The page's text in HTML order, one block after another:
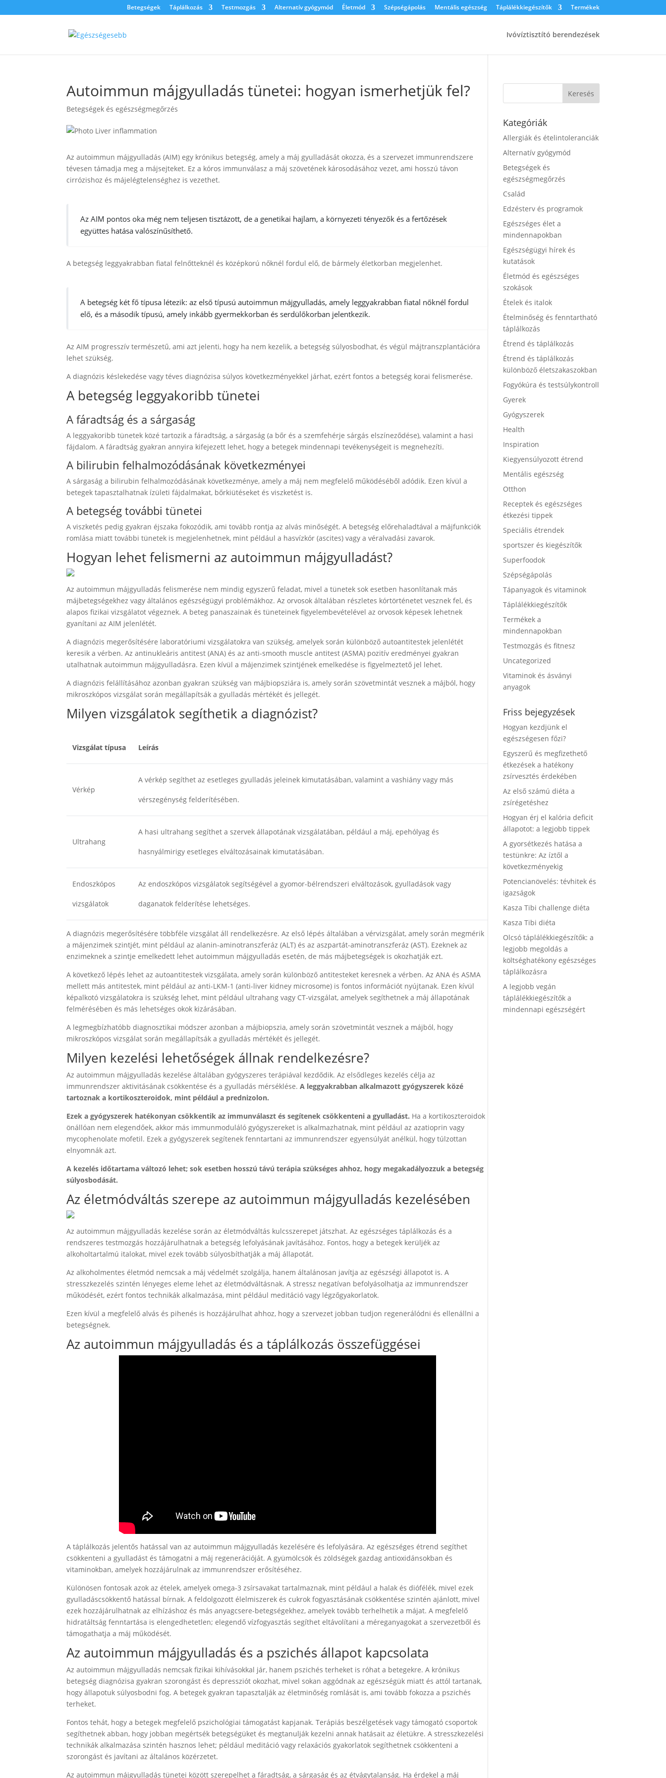
Betegségek Táplálkozás Testmozgás Alternatív gyógymód Életmód Szépségápolás Mentális egészség Táplálékkiegészítők Termékek
Ivóvíztisztító berendezések
Autoimmun májgyulladás tünetei: hogyan ismerhetjük fel?
Betegségek és egészségmegőrzés
Az autoimmun májgyulladás (AIM) egy krónikus betegség, amely a máj gyulladását okozza, és a szervezet immunrendszere
tévesen támadja meg a májsejteket. Ez a kóros immunválasz a máj szövetének károsodásához vezet, ami hosszú távon
cirrózishoz és májelégtelenséghez is vezethet.
Az AIM pontos oka még nem teljesen tisztázott, de a genetikai hajlam, a környezeti tényezők és a fertőzések
együttes hatása valószínűsíthető.
A betegség leggyakrabban fiatal felnőtteknél és középkorú nőknél fordul elő, de bármely életkorban megjelenhet.
A betegség két fő típusa létezik: az első típusú autoimmun májgyulladás, amely leggyakrabban fiatal nőknél fordul
elő, és a második típusú, amely inkább gyermekkorban és serdülőkorban jelentkezik.
Az AIM progresszív természetű, ami azt jelenti, hogy ha nem kezelik, a betegség súlyosbodhat, és végül májtranszplantációra
lehet szükség.
A diagnózis késlekedése vagy téves diagnózisa súlyos következményekkel járhat, ezért fontos a betegség korai felismerése.
A betegség leggyakoribb tünetei
A fáradtság és a sárgaság
A leggyakoribb tünetek közé tartozik a fáradtság, a sárgaság (a bőr és a szemfehérje sárgás elszíneződése), valamint a hasi
fájdalom. A fáradtság gyakran annyira kifejezett lehet, hogy a betegek mindennapi tevékenységeit is megnehezíti.
A bilirubin felhalmozódásának következményei
A sárgaság a bilirubin felhalmozódásának következménye, amely a máj nem megfelelő működéséből adódik. Ezen kívül a
betegek tapasztalhatnak ízületi fájdalmakat, bőrkiütéseket és viszketést is.
A betegség további tünetei
A viszketés pedig gyakran éjszaka fokozódik, ami tovább rontja az alvás minőségét. A betegség előrehaladtával a májfunkciók
romlása miatt további tünetek is megjelenhetnek, mint például a hasvízkór (ascites) vagy a véralvadási zavarok.
Hogyan lehet felismerni az autoimmun májgyulladást?
Az autoimmun májgyulladás felismerése nem mindig egyszerű feladat, mivel a tünetek sok esetben hasonlítanak más
májbetegségekhez vagy általános egészségügyi problémákhoz. Az orvosok általában részletes kórtörténetet vesznek fel, és
alapos fizikai vizsgálatot végeznek. A beteg panaszainak és tüneteinek figyelembevételével az orvosok képesek lehetnek
gyanítani az AIM jelenlétét.
A diagnózis megerősítésére laboratóriumi vizsgálatokra van szükség, amelyek során különböző autoantitestek jelenlétét
keresik a vérben. Az antinukleáris antitest (ANA) és az anti-smooth muscle antitest (ASMA) pozitív eredményei gyakran
utalhatnak autoimmun májgyulladásra. Ezen kívül a májenzimek szintjének emelkedése is figyelmeztető jel lehet.
A diagnózis felállításához azonban gyakran szükség van májbiopsziára is, amely során szövetmintát vesznek a májból, hogy
mikroszkópos vizsgálat során megállapítsák a gyulladás mértékét és jellegét.
Milyen vizsgálatok segíthetik a diagnózist?
Vizsgálat típusa Leírás
Vérkép
A vérkép segíthet az esetleges gyulladás jeleinek kimutatásában, valamint a vashiány vagy más
vérszegénység felderítésében.
Ultrahang
A hasi ultrahang segíthet a szervek állapotának vizsgálatában, például a máj, epehólyag és
hasnyálmirigy esetleges elváltozásainak kimutatásában.
Endoszkópos
vizsgálatok
Az endoszkópos vizsgálatok segítségével a gyomor-bélrendszeri elváltozások, gyulladások vagy
daganatok felderítése lehetséges.
A diagnózis megerősítésére többféle vizsgálat áll rendelkezésre. Az első lépés általában a vérvizsgálat, amely során megmérik
a májenzimek szintjét, mint például az alanin-aminotranszferáz (ALT) és az aszpartát-aminotranszferáz (AST). Ezeknek az
enzimeknek a szintje emelkedett lehet autoimmun májgyulladás esetén, de más májbetegségek is okozhatják ezt.
A következő lépés lehet az autoantitestek vizsgálata, amely során különböző antitesteket keresnek a vérben. Az ANA és ASMA
mellett más antitestek, mint például az anti-LKM-1 (anti-liver kidney microsome) is fontos információt nyújtanak. Ezen kívül
képalkotó vizsgálatokra is szükség lehet, mint például ultrahang vagy CT-vizsgálat, amelyek segíthetnek a máj állapotának
felmérésében és más lehetséges okok kizárásában.
A legmegbízhatóbb diagnosztikai módszer azonban a májbiopszia, amely során szövetmintát vesznek a májból, hogy
mikroszkópos vizsgálat során megállapítsák a gyulladás mértékét és jellegét.
Milyen kezelési lehetőségek állnak rendelkezésre?
Az autoimmun májgyulladás kezelése általában gyógyszeres terápiával kezdődik. Az elsődleges kezelés célja az
immunrendszer aktivitásának csökkentése és a gyulladás mérséklése. A leggyakrabban alkalmazott gyógyszerek közé
tartoznak a kortikoszteroidok, mint például a prednizolon.
Ezek a gyógyszerek hatékonyan csökkentik az immunválaszt és segítenek csökkenteni a gyulladást. Ha a kortikoszteroidok
önállóan nem elegendőek, akkor más immunmoduláló gyógyszereket is alkalmazhatnak, mint például az azatioprin vagy
mycophenolate mofetil. Ezek a gyógyszerek segítenek fenntartani az immunrendszer egyensúlyát anélkül, hogy túlzottan
elnyomnák azt.
A kezelés időtartama változó lehet; sok esetben hosszú távú terápia szükséges ahhoz, hogy megakadályozzuk a betegség
súlyosbodását.
Az életmódváltás szerepe az autoimmun májgyulladás kezelésében
Az autoimmun májgyulladás kezelése során az életmódváltás kulcsszerepet játszhat. Az egészséges táplálkozás és a
rendszeres testmozgás hozzájárulhatnak a betegség lefolyásának javításához. Fontos, hogy a betegek kerüljék az
alkoholtartalmú italokat, mivel ezek tovább súlyosbíthatják a máj állapotát.
Az alkoholmentes életmód nemcsak a máj védelmét szolgálja, hanem általánosan javítja az egészségi állapotot is. A
stresszkezelés szintén lényeges eleme lehet az életmódváltásnak. A stressz negatívan befolyásolhatja az immunrendszer
működését, ezért fontos technikák alkalmazása, mint például meditáció vagy légzőgyakorlatok.
Ezen kívül a megfelelő alvás és pihenés is hozzájárulhat ahhoz, hogy a szervezet jobban tudjon regenerálódni és ellenállni a
betegségnek.
Az autoimmun májgyulladás és a táplálkozás összefüggései
A táplálkozás jelentős hatással van az autoimmun májgyulladás kezelésére és lefolyására. Az egészséges étrend segíthet
csökkenteni a gyulladást és támogatni a máj regenerációját. A gyümölcsök és zöldségek gazdag antioxidánsokban és
vitaminokban, amelyek hozzájárulnak az immunrendszer erősítéséhez.
Különösen fontosak azok az ételek, amelyek omega-3 zsírsavakat tartalmaznak, mint például a halak és diófélék, mivel ezek
gyulladáscsökkentő hatással bírnak. A feldolgozott élelmiszerek és cukrok fogyasztásának csökkentése szintén ajánlott, mivel
ezek hozzájárulhatnak az elhízáshoz és más anyagcsere-betegségekhez, amelyek tovább terhelhetik a májat. A megfelelő
hidratáltság fenntartása is elengedhetetlen; elegendő vízfogyasztás segíthet eltávolítani a méreganyagokat a szervezetből és
támogathatja a máj működését.
Az autoimmun májgyulladás és a pszichés állapot kapcsolata
Az autoimmun májgyulladás nemcsak fizikai kihívásokkal jár, hanem pszichés terheket is róhat a betegekre. A krónikus
betegség diagnózisa gyakran szorongást és depressziót okozhat, mivel sokan aggódnak az egészségük miatt és attól tartanak,
hogy állapotuk súlyosbodni fog. A betegek gyakran tapasztalják az életminőség romlását is, ami tovább fokozza a pszichés
terheket.
Fontos tehát, hogy a betegek megfelelő pszichológiai támogatást kapjanak. Terápiás beszélgetések vagy támogató csoportok
segíthetnek abban, hogy jobban megértsék betegségüket és megtanulják kezelni annak hatásait az életükre. A stresszkezelési
technikák alkalmazása szintén hasznos lehet; például meditáció vagy relaxációs gyakorlatok segíthetnek csökkenteni a
szorongást és javítani az általános közérzetet.
Az autoimmun májgyulladás tünetei között szerepelhet a fáradtság, a sárgaság és az étvágytalanság. Ha érdekel a máj
Kategóriák
Allergiák és ételintoleranciák
Alternatív gyógymód
Betegségek és
egészségmegőrzés
Család
Edzésterv és programok
Egészséges élet a
mindennapokban
Egészségügyi hírek és
kutatások
Életmód és egészséges
szokások
Ételek és italok
Ételminőség és fenntartható
táplálkozás
Étrend és táplálkozás
Étrend és táplálkozás
különböző életszakaszokban
Fogyókúra és testsúlykontroll
Gyerek
Gyógyszerek
Health
Inspiration
Kiegyensúlyozott étrend
Mentális egészség
Otthon
Receptek és egészséges
étkezési tippek
Speciális étrendek
sportszer és kiegészítők
Superfoodok
Szépségápolás
Tápanyagok és vitaminok
Táplálékkiegészítők
Termékek a
mindennapokban
Testmozgás és fitnesz
Uncategorized
Vitaminok és ásványi
anyagok
Friss bejegyzések
Hogyan kezdjünk el
egészségesen főzi?
Egyszerű és megfizethető
étkezések a hatékony
zsírvesztés érdekében
Az első számú diéta a
zsírégetéshez
Hogyan érj el kalória deficit
állapotot: a legjobb tippek
A gyorsétkezés hatása a
testünkre: Az íztől a
következményekig
Potencianövelés: tévhitek és
igazságok
Kasza Tibi challenge diéta
Kasza Tibi diéta
Olcsó táplálékkiegészítők: a
legjobb megoldás a
költséghatékony egészséges
táplálkozásra
A legjobb vegán
táplálékkiegészítők a
mindennapi egészségért